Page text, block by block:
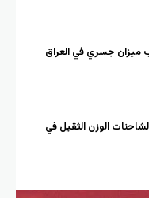
ميزان جسري في العراق
الوزن الثقيل في